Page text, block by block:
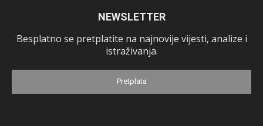
NEWSLETTER
Besplatno se pretplatite na najnovije vijesti, analize i
istraživanja.
Pretplata